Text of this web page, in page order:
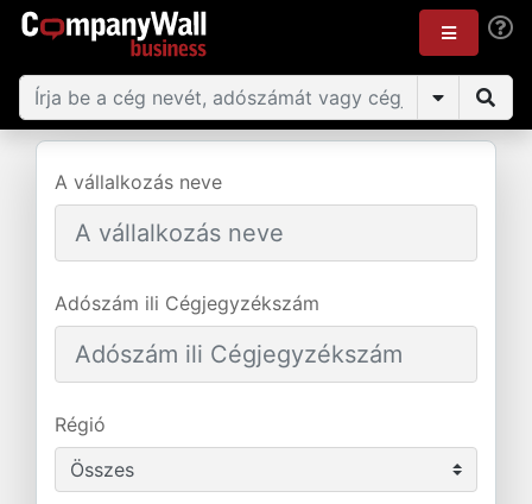
A vállalkozás neve
Adószám ili Cégjegyzékszám
Régió